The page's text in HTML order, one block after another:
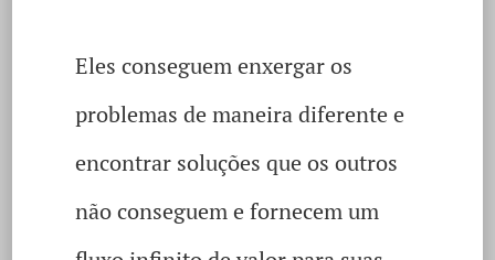
Eles conseguem enxergar os
problemas de maneira diferente e
encontrar soluções que os outros
não conseguem e fornecem um